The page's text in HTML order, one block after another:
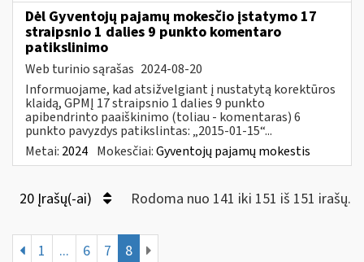
Dėl Gyventojų pajamų mokesčio įstatymo 17
straipsnio 1 dalies 9 punkto komentaro
patikslinimo
Web turinio sąrašas 2024-08-20
Informuojame, kad atsižvelgiant į nustatytą korektūros
klaidą, GPMĮ 17 straipsnio 1 dalies 9 punkto
apibendrinto paaiškinimo (toliau - komentaras) 6
punkto pavyzdys patikslintas: „2015-01-15“...
Metai: 2024 Mokesčiai:Gyventojų pajamų mokestis
20 Įrašų(-ai) Rodoma nuo 141 iki 151 iš 151 irašų.
1 ... 6 7 8